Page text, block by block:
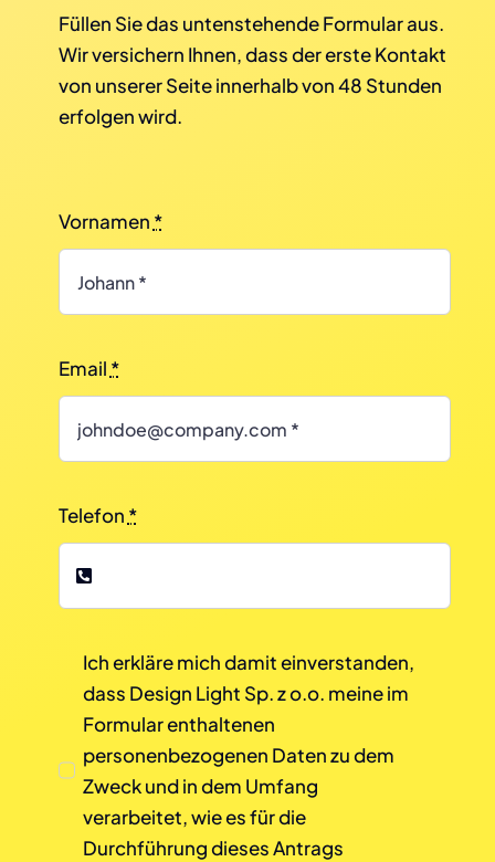
Füllen Sie das untenstehende Formular aus.
Wir versichern Ihnen, dass der erste Kontakt
von unserer Seite innerhalb von 48 Stunden
erfolgen wird.
Vornamen *
Email *
Telefon *
Ich erkläre mich damit einverstanden,
dass Design Light Sp. z o.o. meine im
Formular enthaltenen
personenbezogenen Daten zu dem
Zweck und in dem Umfang
verarbeitet, wie es für die
Durchführung dieses Antrags